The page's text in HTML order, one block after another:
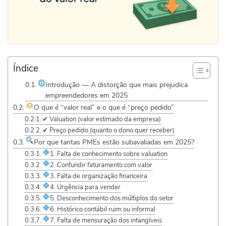
Índice
Introdução — A distorção que mais prejudica
empreendedores em 2025
O que é “valor real” e o que é “preço pedido”
✔ Valuation (valor estimado da empresa)
✔ Preço pedido (quanto o dono quer receber)
Por que tantas PMEs estão subavaliadas em 2025?
1. Falta de conhecimento sobre valuation
2. Confundir faturamento com valor
3. Falta de organização financeira
4. Urgência para vender
5. Desconhecimento dos múltiplos do setor
6. Histórico contábil ruim ou informal
7. Falta de mensuração dos intangíveis